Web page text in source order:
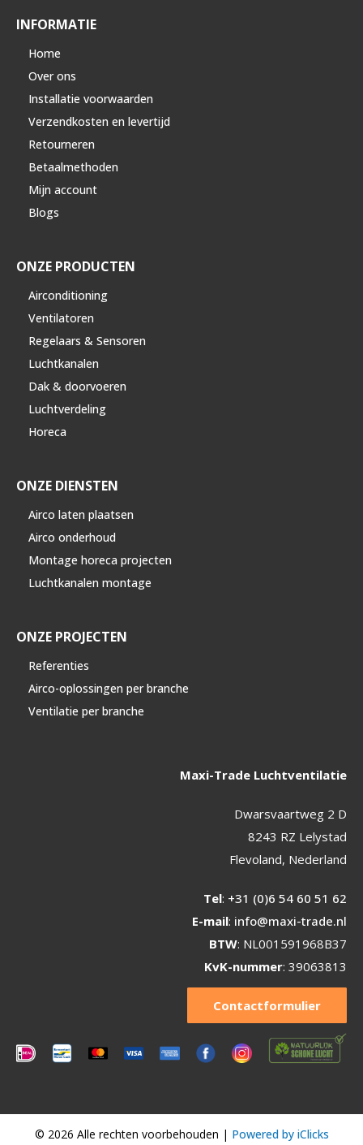
INFORMATIE
Home
Over ons
Installatie voorwaarden
Verzendkosten en levertijd
Retourneren
Betaalmethoden
Mijn account
Blogs
ONZE PRODUCTEN
Airconditioning
Ventilatoren
Regelaars & Sensoren
Luchtkanalen
Dak & doorvoeren
Luchtverdeling
Horeca
ONZE DIENSTEN
Airco laten plaatsen
Airco onderhoud
Montage horeca projecten
Luchtkanalen montage
ONZE PROJECTEN
Referenties
Airco-oplossingen per branche
Ventilatie per branche
Maxi-Trade Luchtventilatie
Dwarsvaartweg 2 D
8243 RZ Lelystad
Flevoland, Nederland
Tel: +31 (0)6 54 60 51 62
E-mail: info@maxi-trade.nl
BTW: NL001591968B37
KvK-nummer: 39063813
Contactformulier
© 2026 Alle rechten voorbehouden | Powered by iClicks